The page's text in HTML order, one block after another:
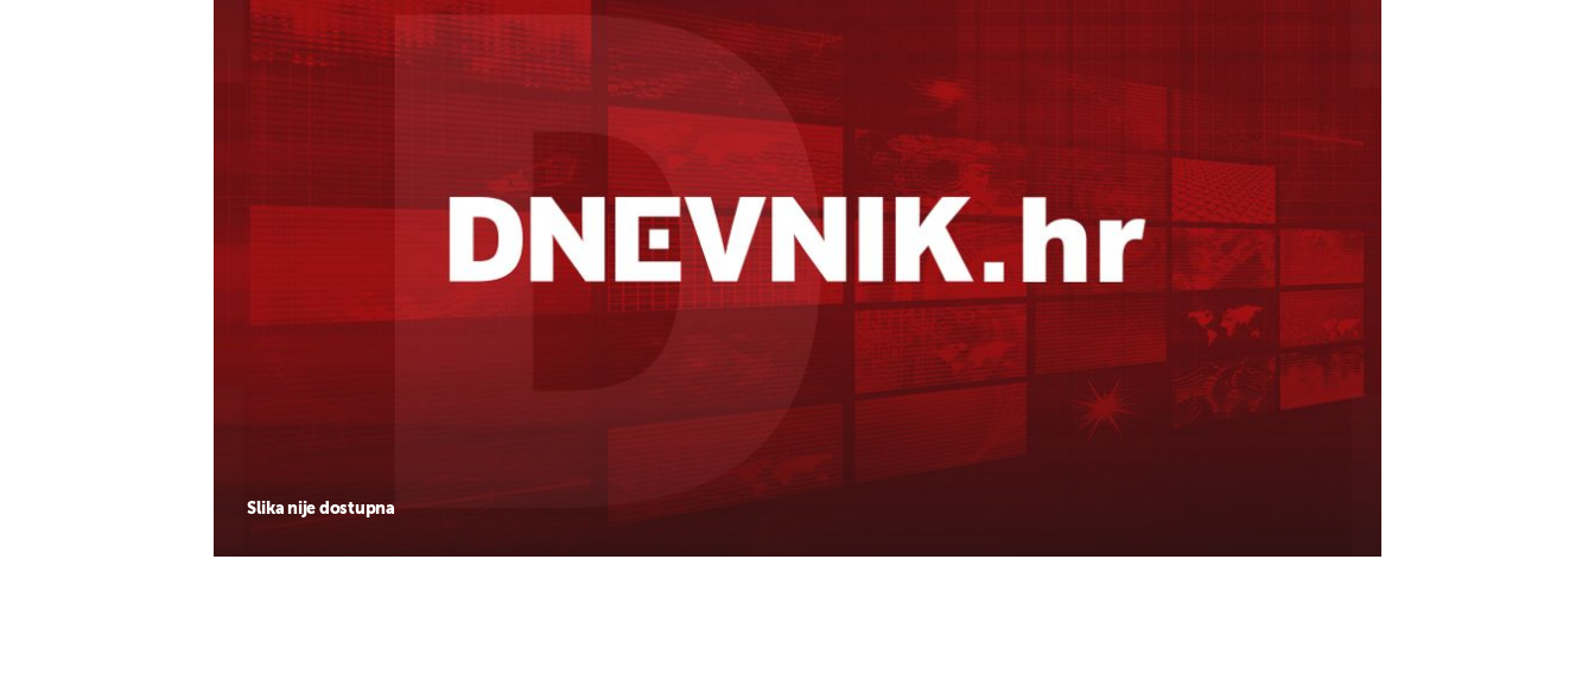
Slika nije dostupna